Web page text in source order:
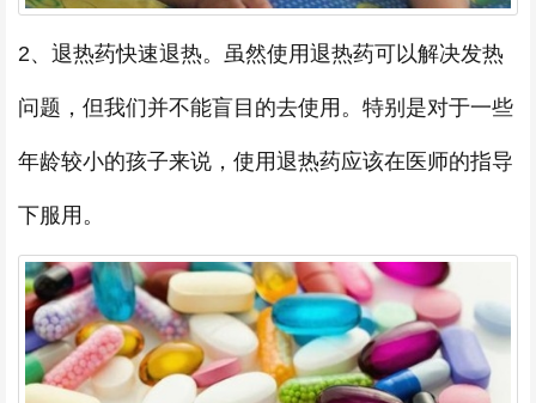
2、退热药快速退热。虽然使用退热药可以解决发热
问题，但我们并不能盲目的去使用。特别是对于一些
年龄较小的孩子来说，使用退热药应该在医师的指导
下服用。